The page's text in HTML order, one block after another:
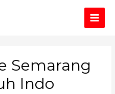
Main
Semarang
Indo